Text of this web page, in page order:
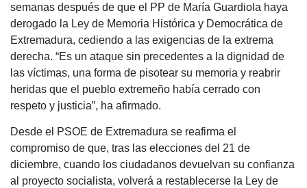
semanas después de que el PP de María Guardiola haya
derogado la Ley de Memoria Histórica y Democrática de
Extremadura, cediendo a las exigencias de la extrema
derecha. “Es un ataque sin precedentes a la dignidad de
las víctimas, una forma de pisotear su memoria y reabrir
heridas que el pueblo extremeño había cerrado con
respeto y justicia”, ha afirmado.
Desde el PSOE de Extremadura se reafirma el
compromiso de que, tras las elecciones del 21 de
diciembre, cuando los ciudadanos devuelvan su confianza
al proyecto socialista, volverá a restablecerse la Ley de